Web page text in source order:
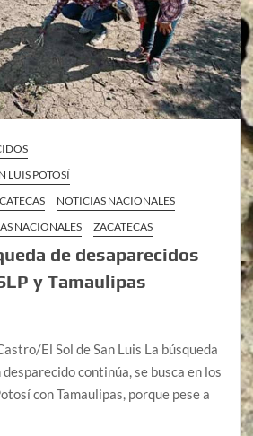
LUIS POTOSÍ
NOTICIAS NACIONALES
NACIONALES ZACATECAS
de desaparecidos
y Tamaulipas
El Sol de San Luis La búsqueda
continúa, se busca en los
con Tamaulipas, porque pese a